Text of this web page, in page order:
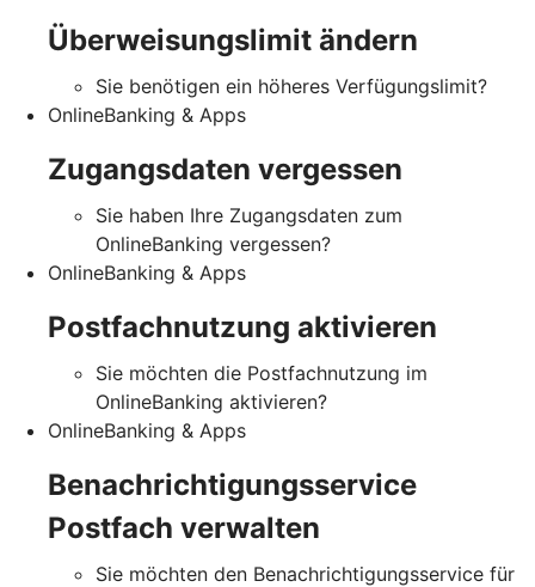
Überweisungslimit ändern
Sie benötigen ein höheres Verfügungslimit?
OnlineBanking & Apps
Zugangsdaten vergessen
Sie haben Ihre Zugangsdaten zum
OnlineBanking vergessen?
OnlineBanking & Apps
Postfachnutzung aktivieren
Sie möchten die Postfachnutzung im
OnlineBanking aktivieren?
OnlineBanking & Apps
Benachrichtigungsservice
Postfach verwalten
Sie möchten den Benachrichtigungsservice für